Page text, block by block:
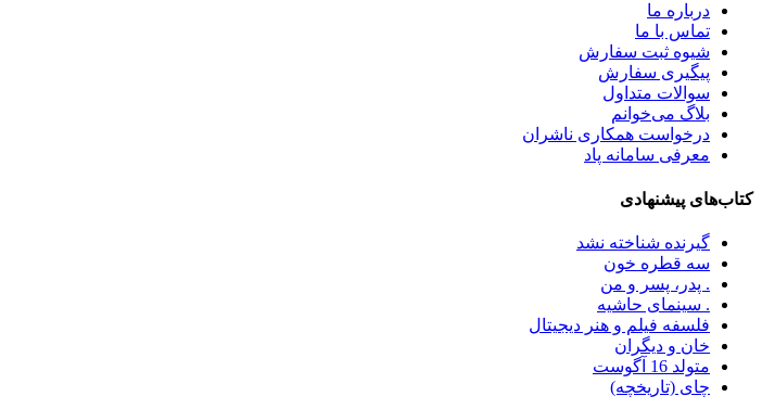
درباره ما
تماس با ما
شیوه ثبت سفارش
پیگیری سفارش
سوالات متداول
بلاگ می‌خوانم
درخواست همکاری ناشران
معرفی سامانه پاد
کتاب‌های پیشنهادی
گیرنده شناخته نشد
سه قطره خون
. پدر، پسر و من
. سینمای حاشیه
فلسفه فیلم و هنر دیجیتال
خان و دیگران
متولد 16 آگوست
چای (تاریخچه)